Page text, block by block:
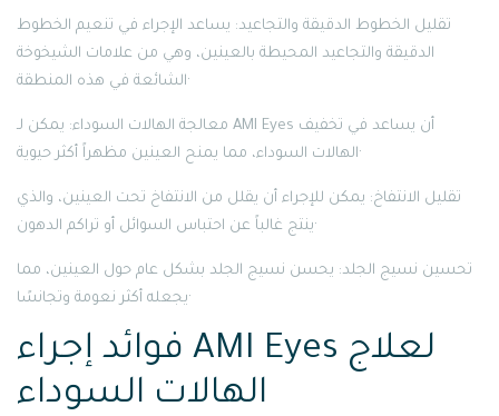
تقليل الخطوط الدقيقة والتجاعيد: يساعد الإجراء في تنعيم الخطوط
الدقيقة والتجاعيد المحيطة بالعينين، وهي من علامات الشيخوخة
الشائعة في هذه المنطقة·
معالجة الهالات السوداء: يمكن لـ AMI Eyes أن يساعد في تخفيف
الهالات السوداء، مما يمنح العينين مظهراً أكثر حيوية·
تقليل الانتفاخ: يمكن للإجراء أن يقلل من الانتفاخ تحت العينين، والذي
ينتج غالباً عن احتباس السوائل أو تراكم الدهون·
تحسين نسيج الجلد: يحسن نسيج الجلد بشكل عام حول العينين، مما
يجعله أكثر نعومة وتجانسًا·
فوائد إجراء AMI Eyes لعلاج
الهالات السوداء